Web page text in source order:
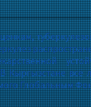
Кыргызстане
Глобальным